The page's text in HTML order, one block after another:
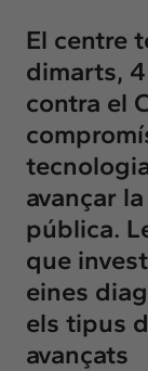
El centre
dimarts,
contra el
avançar
pública.
que
eines
els tipus
avançats